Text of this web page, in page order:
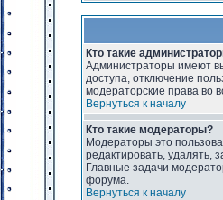
Кто такие
Администраторы имеют
доступа, отключение
модераторские права во
Вернуться к началу
Кто такие модераторы?
Модераторы это
редактировать, удалять,
Главные задачи
форума.
Вернуться к началу